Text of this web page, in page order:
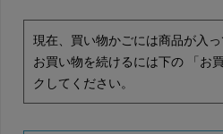
現在、買い物かごには商品が入っ
お買い物を続けるには下の 「お
クしてください。